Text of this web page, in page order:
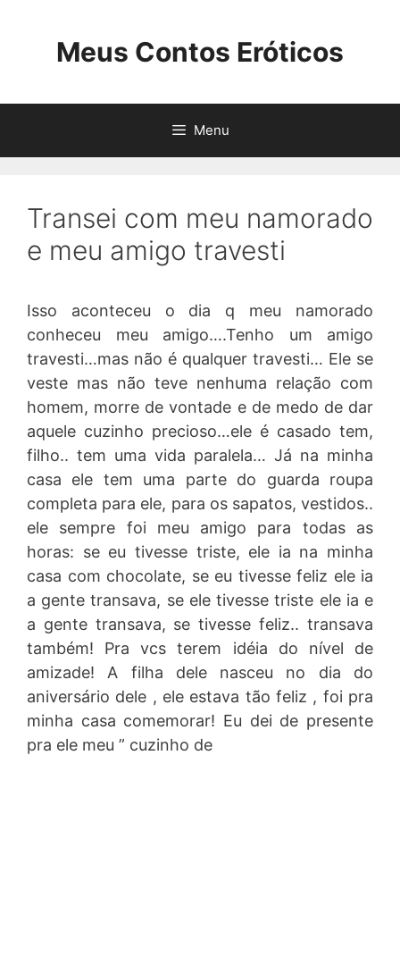
Meus Contos Eróticos
Menu
Transei com meu namorado
e meu amigo travesti
Isso aconteceu o dia q meu namorado
conheceu meu amigo….Tenho um amigo
travesti…mas não é qualquer travesti… Ele se
veste mas não teve nenhuma relação com
homem, morre de vontade e de medo de dar
aquele cuzinho precioso…ele é casado tem,
filho.. tem uma vida paralela… Já na minha
casa ele tem uma parte do guarda roupa
completa para ele, para os sapatos, vestidos..
ele sempre foi meu amigo para todas as
horas: se eu tivesse triste, ele ia na minha
casa com chocolate, se eu tivesse feliz ele ia
a gente transava, se ele tivesse triste ele ia e
a gente transava, se tivesse feliz.. transava
também! Pra vcs terem idéia do nível de
amizade! A filha dele nasceu no dia do
aniversário dele , ele estava tão feliz , foi pra
minha casa comemorar! Eu dei de presente
pra ele meu ” cuzinho de